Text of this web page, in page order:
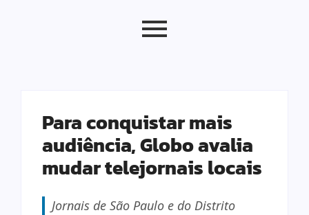
Para conquistar mais
audiência, Globo avalia
mudar telejornais locais
Jornais de São Paulo e do Distrito